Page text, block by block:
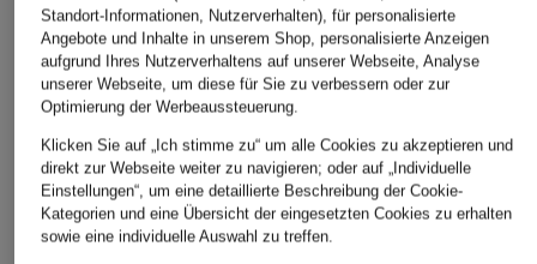
Standort-Informationen, Nutzerverhalten), für personalisierte
Angebote und Inhalte in unserem Shop, personalisierte Anzeigen
aufgrund Ihres Nutzerverhaltens auf unserer Webseite, Analyse
unserer Webseite, um diese für Sie zu verbessern oder zur
Optimierung der Werbeaussteuerung.
Klicken Sie auf „Ich stimme zu“ um alle Cookies zu akzeptieren und
direkt zur Webseite weiter zu navigieren; oder auf „Individuelle
Einstellungen“, um eine detaillierte Beschreibung der Cookie-
Kategorien und eine Übersicht der eingesetzten Cookies zu erhalten
sowie eine individuelle Auswahl zu treffen.